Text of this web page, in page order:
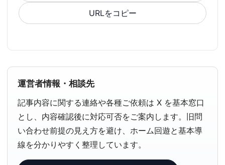
URLをコピー
運営者情報・相談先
記事内容に関する連絡や各種ご依頼は X を基本窓口
とし、内容確認後に対応可否をご案内します。旧問
い合わせ前提の見え方を避け、ホーム回遊と基本導
線を分かりやすく整理しています。